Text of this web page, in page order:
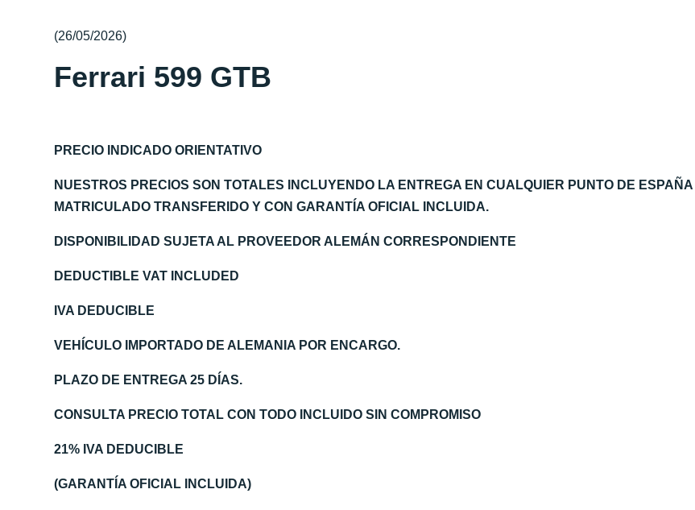
(26/05/2026)
Ferrari 599 GTB
PRECIO INDICADO ORIENTATIVO
NUESTROS PRECIOS SON TOTALES INCLUYENDO LA ENTREGA EN CUALQUIER PUNTO DE ESPAÑA
MATRICULADO TRANSFERIDO Y CON GARANTÍA OFICIAL INCLUIDA.
DISPONIBILIDAD SUJETA AL PROVEEDOR ALEMÁN CORRESPONDIENTE
DEDUCTIBLE VAT INCLUDED
IVA DEDUCIBLE
VEHÍCULO IMPORTADO DE ALEMANIA POR ENCARGO.
PLAZO DE ENTREGA 25 DÍAS.
CONSULTA PRECIO TOTAL CON TODO INCLUIDO SIN COMPROMISO
21% IVA DEDUCIBLE
(GARANTÍA OFICIAL INCLUIDA)